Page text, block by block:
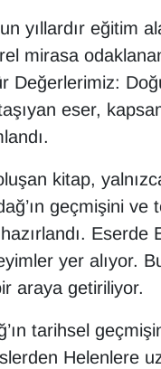
yıllardır eğitim
mirasa
Değerlerimiz:
eser,
kitap,
geçmişini ve
Eserde
yer alıyor.
araya getiriliyor.
tarihsel
Helenlere